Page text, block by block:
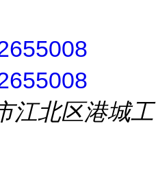
江北区港城工